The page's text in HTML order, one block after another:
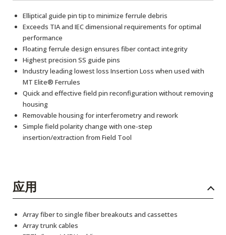
Elliptical guide pin tip to minimize ferrule debris
Exceeds TIA and IEC dimensional requirements for optimal
performance
Floating ferrule design ensures fiber contact integrity
Highest precision SS guide pins
Industry leading lowest loss Insertion Loss when used with
MT Elite® Ferrules
Quick and effective field pin reconfiguration without removing
housing
Removable housing for interferometry and rework
Simple field polarity change with one-step
insertion/extraction from Field Tool
应用
Array fiber to single fiber breakouts and cassettes
Array trunk cables